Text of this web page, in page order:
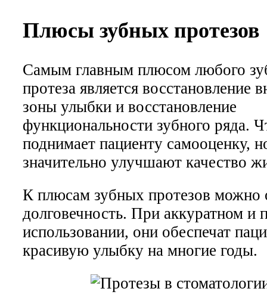
Плюсы зубных протезов
Самым главным плюсом любого
протеза является восстановление
зоны улыбки и восстановление
функциональности зубного ряда.
поднимает пациенту самооценку,
значительно улучшают качество
К плюсам зубных протезов можно
долговечность. При аккуратном и
использовании, они обеспечат
красивую улыбку на многие годы.